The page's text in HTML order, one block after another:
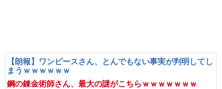
【朗報】ワンピースさん、とんでもない事実が判明してし
まうｗｗｗｗｗｗ
鋼の錬金術師さん、最大の謎がこちらｗｗｗｗｗｗｗ